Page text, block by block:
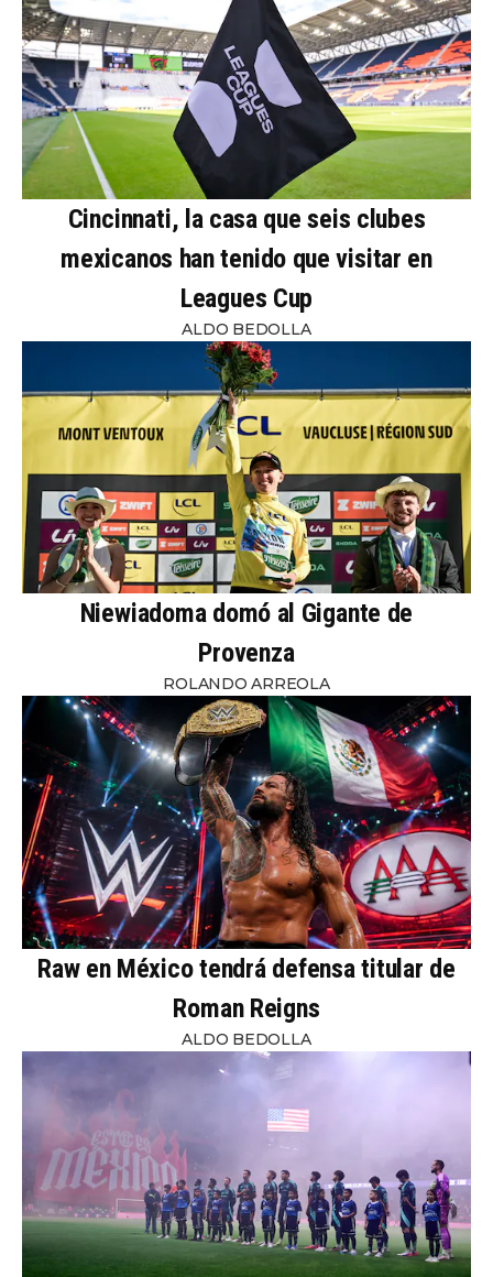
Cincinnati, la casa que seis clubes
mexicanos han tenido que visitar en
Leagues Cup
ALDO BEDOLLA
Niewiadoma domó al Gigante de
Provenza
ROLANDO ARREOLA
Raw en México tendrá defensa titular de
Roman Reigns
ALDO BEDOLLA